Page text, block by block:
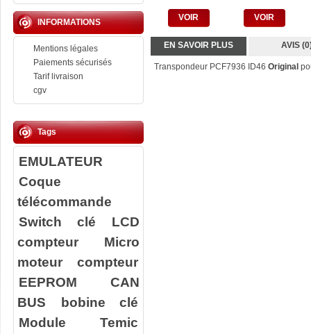
INFORMATIONS
Mentions légales
Paiements sécurisés
Tarif livraison
cgv
Tags
EMULATEUR
Coque
télécommande
Switch clé
LCD
compteur
Micro
moteur compteur
EEPROM
CAN
BUS
bobine clé
Module Temic
VOIR VOIR
EN SAVOIR PLUS AVIS
Transpondeur PCF7936 ID46 Original